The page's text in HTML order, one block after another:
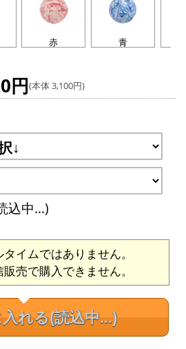
赤 青
円(本体 3,100円)
込中...)
イムではありません。
売で購入できません。
れる(読込中...)